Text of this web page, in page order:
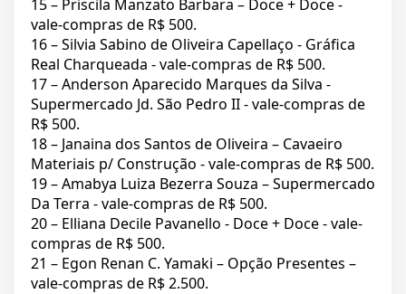
15 – Priscila Manzato Barbara – Doce + Doce -
vale-compras de R$ 500.
16 – Silvia Sabino de Oliveira Capellaço - Gráfica
Real Charqueada - vale-compras de R$ 500.
17 – Anderson Aparecido Marques da Silva -
Supermercado Jd. São Pedro II - vale-compras de
R$ 500.
18 – Janaina dos Santos de Oliveira – Cavaeiro
Materiais p/ Construção - vale-compras de R$ 500.
19 – Amabya Luiza Bezerra Souza – Supermercado
Da Terra - vale-compras de R$ 500.
20 – Elliana Decile Pavanello - Doce + Doce - vale-
compras de R$ 500.
21 – Egon Renan C. Yamaki – Opção Presentes –
vale-compras de R$ 2.500.